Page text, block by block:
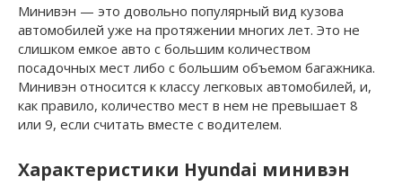
Минивэн — это довольно популярный вид кузова
автомобилей уже на протяжении многих лет. Это не
слишком емкое авто с большим количеством
посадочных мест либо с большим объемом багажника.
Минивэн относится к классу легковых автомобилей, и,
как правило, количество мест в нем не превышает 8
или 9, если считать вместе с водителем.
Характеристики Hyundai минивэн